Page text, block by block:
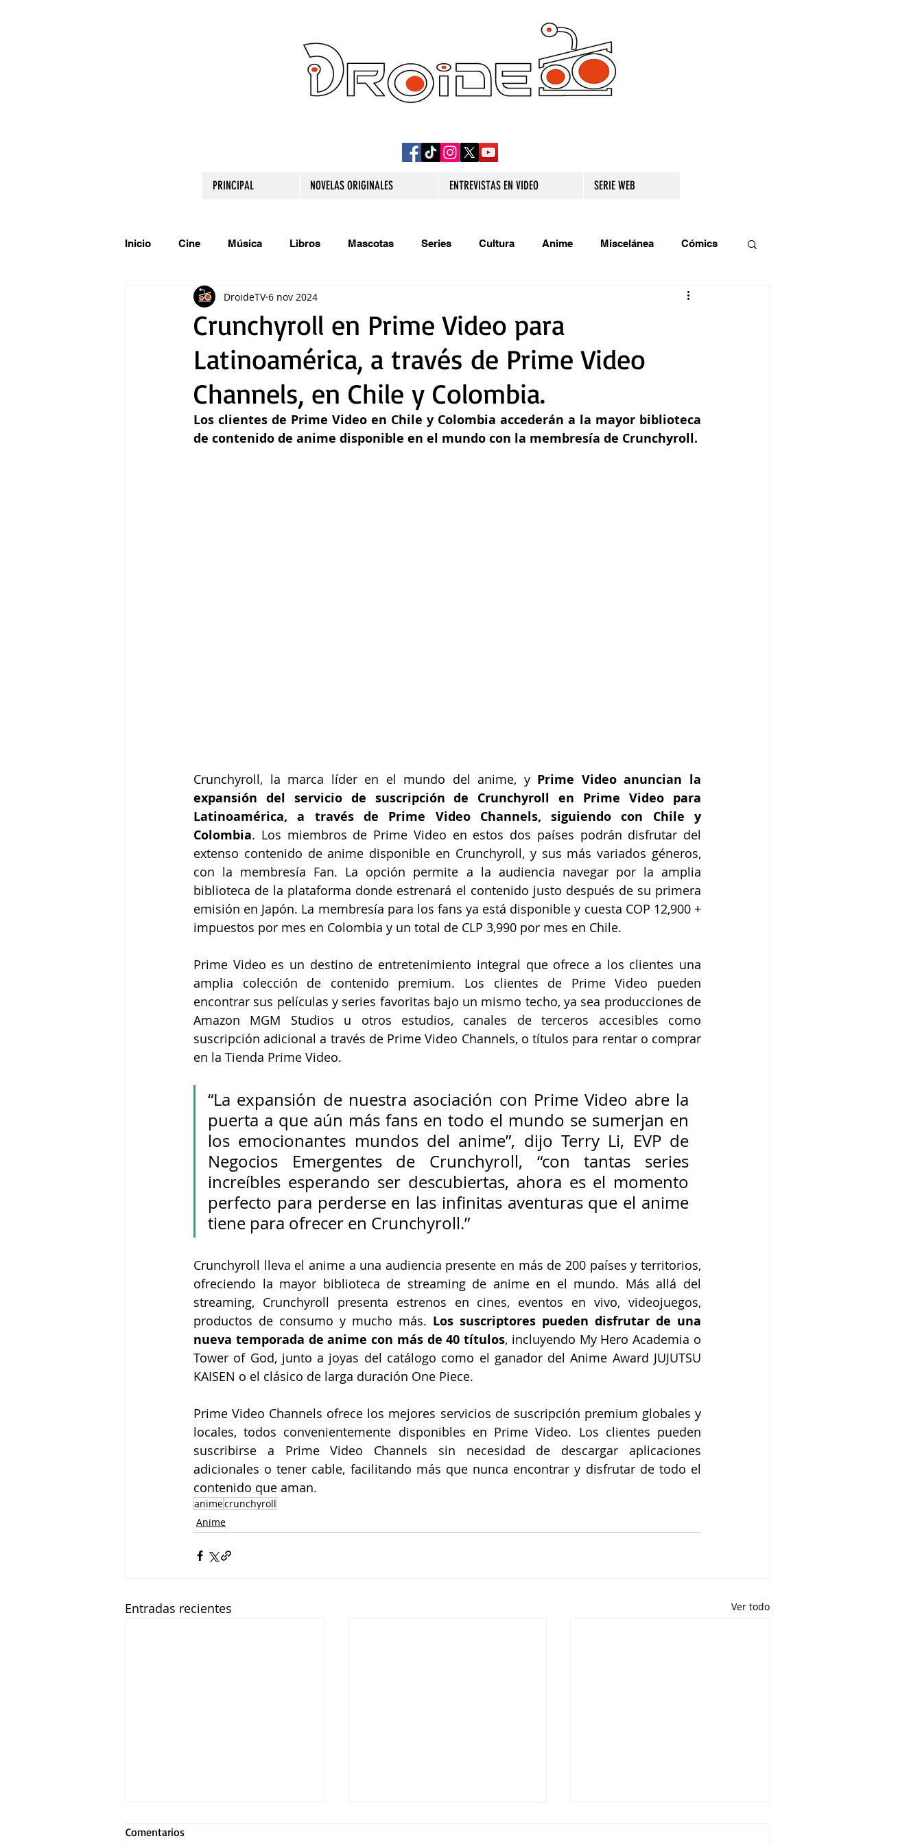
PRINCIPAL NOVELAS ORIGINALES ENTREVISTAS EN VIDEO SERIE WEB
Inicio Cine Música Libros Mascotas Series Cultura Anime Miscelánea Cómics
Comparte tu talento Relatos originales
Gastronomía Tecnología
Crunchyroll en Prime Video para
Latinoamérica, a través de Prime Video
Channels, en Chile y Colombia.
DroideTV 6 nov 2024
Los clientes de Prime Video en Chile y Colombia accederán a la mayor biblioteca
de contenido de anime disponible en el mundo con la membresía de Crunchyroll.
Crunchyroll, la marca líder en el mundo del anime, y Prime Video anuncian la
expansión del servicio de suscripción de Crunchyroll en Prime Video para
Latinoamérica, a través de Prime Video Channels, siguiendo con Chile y
Colombia. Los miembros de Prime Video en estos dos países podrán disfrutar del
extenso contenido de anime disponible en Crunchyroll, y sus más variados géneros,
con la membresía Fan. La opción permite a la audiencia navegar por la amplia
biblioteca de la plataforma donde estrenará el contenido justo después de su primera
emisión en Japón. La membresía para los fans ya está disponible y cuesta COP 12,900 +
impuestos por mes en Colombia y un total de CLP 3,990 por mes en Chile.
Prime Video es un destino de entretenimiento integral que ofrece a los clientes una
amplia colección de contenido premium. Los clientes de Prime Video pueden
encontrar sus películas y series favoritas bajo un mismo techo, ya sea producciones de
Amazon MGM Studios u otros estudios, canales de terceros accesibles como
suscripción adicional a través de Prime Video Channels, o títulos para rentar o comprar
en la Tienda Prime Video.
“La expansión de nuestra asociación con Prime Video abre la
puerta a que aún más fans en todo el mundo se sumerjan en
los emocionantes mundos del anime”, dijo Terry Li, EVP de
Negocios Emergentes de Crunchyroll, “con tantas series
increíbles esperando ser descubiertas, ahora es el momento
perfecto para perderse en las infinitas aventuras que el anime
tiene para ofrecer en Crunchyroll.”
Crunchyroll lleva el anime a una audiencia presente en más de 200 países y territorios,
ofreciendo la mayor biblioteca de streaming de anime en el mundo. Más allá del
streaming, Crunchyroll presenta estrenos en cines, eventos en vivo, videojuegos,
productos de consumo y mucho más. Los suscriptores pueden disfrutar de una
nueva temporada de anime con más de 40 títulos, incluyendo My Hero Academia o
Tower of God, junto a joyas del catálogo como el ganador del Anime Award JUJUTSU
KAISEN o el clásico de larga duración One Piece.
Prime Video Channels ofrece los mejores servicios de suscripción premium globales y
locales, todos convenientemente disponibles en Prime Video. Los clientes pueden
suscribirse a Prime Video Channels sin necesidad de descargar aplicaciones
adicionales o tener cable, facilitando más que nunca encontrar y disfrutar de todo el
contenido que aman.
animecrunchyroll
Anime
Entradas recientes Ver todo
Comentarios